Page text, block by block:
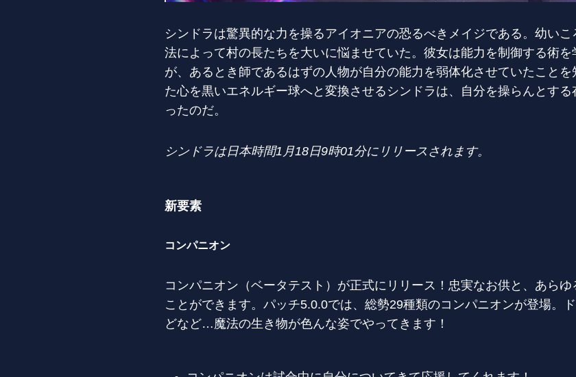
シンドラは驚異的な力を操るアイオニアの恐るべきメイジである。幼い
法によって村の長たちを大いに悩ませていた。彼女は能力を制御する術
が、あるとき師であるはずの人物が自分の能力を弱体化させていたこと
た心を黒いエネルギー球へと変換させるシンドラは、自分を操らんとす
ったのだ。
シンドラは日本時間1月18日9時01分にリリースされます。
新要素
コンパニオン
コンパニオン（ベータテスト）が正式にリリース！忠実なお供と、あら
ことができます。パッチ5.0.0では、総勢29種類のコンパニオンが登場。
どなど…魔法の生き物が色んな姿でやってきます！